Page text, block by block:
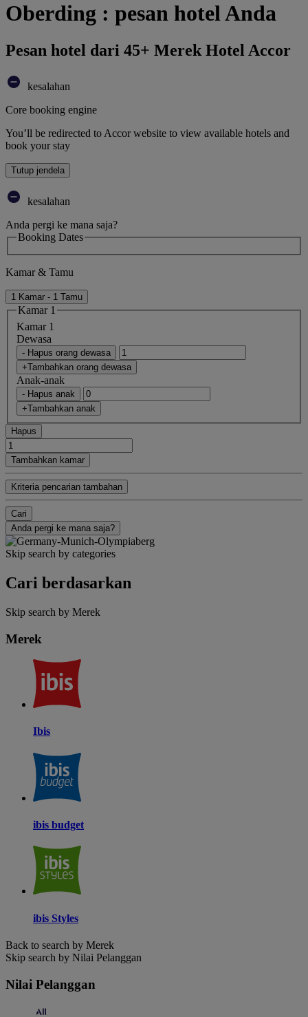
Oberding : pesan hotel Anda
Pesan hotel dari 45+ Merek Hotel Accor
kesalahan
Core booking engine
You’ll be redirected to Accor website to view available hotels and
book your stay
Tutup jendela
kesalahan
Anda pergi ke mana saja?
Booking Dates
Kamar & Tamu
1 Kamar - 1 Tamu
Kamar 1
Kamar 1
Dewasa
- Hapus orang dewasa
+Tambahkan orang dewasa
Anak-anak
- Hapus anak
+Tambahkan anak
Hapus
Tambahkan kamar
Kriteria pencarian tambahan
Cari
Anda pergi ke mana saja?
Skip search by categories
Cari berdasarkan
Skip search by Merek
Merek
Ibis
ibis budget
ibis Styles
Back to search by Merek
Skip search by Nilai Pelanggan
Nilai Pelanggan